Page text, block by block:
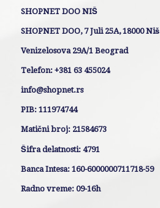
SHOPNET DOO NIŠ
SHOPNET DOO, 7 Juli 25A, 18000 Niš
Venizelosova 29A/1 Beograd
Telefon: +381 63 455024
info@shopnet.rs
PIB: 111974744
Matični broj: 21584673
Šifra delatnosti: 4791
Banca Intesa: 160-6000000711718-59
Radno vreme: 09-16h